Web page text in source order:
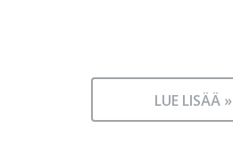
LUE LISÄÄ »